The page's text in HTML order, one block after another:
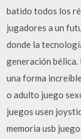
batido todos los
jugadores a un
donde la
generación
una forma
o adulto juego
juegos usen
memoria usb